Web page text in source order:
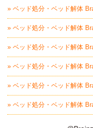
» ベッド処分・ベッド解体
» ベッド処分・ベッド解体
» ベッド処分・ベッド解体
» ベッド処分・ベッド解体
» ベッド処分・ベッド解体
» ベッド処分・ベッド解体